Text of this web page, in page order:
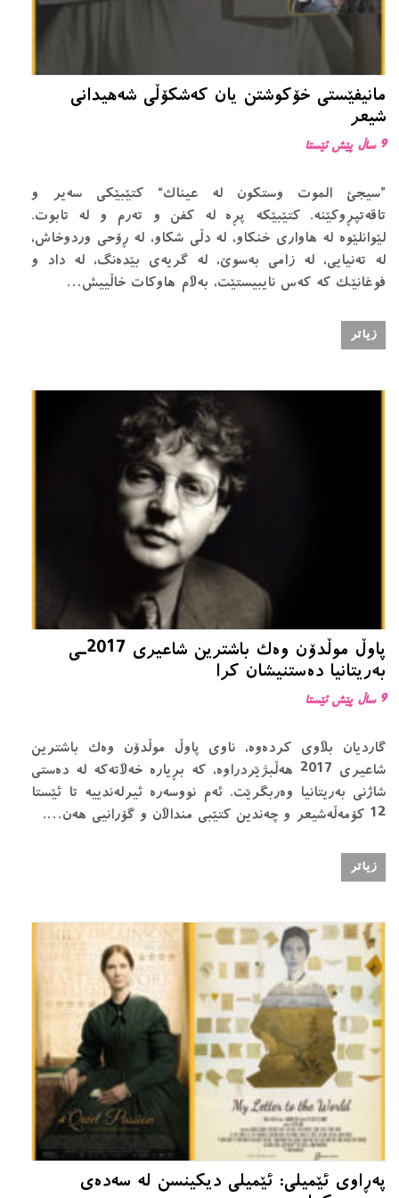
مانیفێستی خۆكوشتن یان كەشكۆڵی شەهیدانی
شیعر
9 ساڵ پێش ئێستا
”سیجئ الموت وستكون له عیناك“ كتێبێكی سەیر و
تاقەتپڕوكێنە. كتێبێكە پڕە لە كفن ‌و تەرم‌ و لە تابوت.
لێوانلێوە لە هاواری خنكاو، لە دڵی شكاو، لە ڕۆحی وردوخاش،
لە تەنیایی، لە زامی بەسوێ،‌ لە گریەی بێدەنگ، لە داد و
فوغانێك كە كەس نایبیستێت، بەڵام هاوكات خاڵییش…
زیاتر
پاوڵ موڵدۆن وەک باشترین شاعیری 2017ـی
بەریتانیا دەستنیشان کرا
9 ساڵ پێش ئێستا
گاردیان بڵاوی کردەوە، ناوی پاوڵ موڵدۆن وەک باشترین
شاعیری 2017 هەڵبژێردراوە، کە بڕیارە خەڵاتەکە لە دەستی
شاژنی بەریتانیا وەربگرێت. ئەم نووسەرە ئیرلەندییە تا ئێستا
12 کۆمەڵەشیعر و چەندین کتێبی منداڵان و گۆرانیی هەن….
زیاتر
پەڕاوی ئێمیلی: ئێمیلی دیکینسن لە سەدەی